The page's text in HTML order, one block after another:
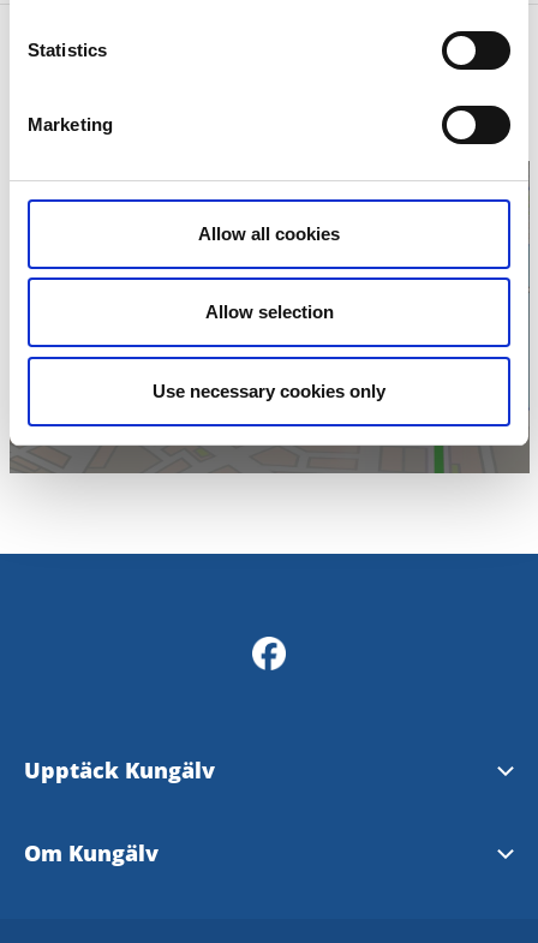
Statistics
Marketing
Allow all cookies
Allow selection
Use necessary cookies only
Kontaktinformation
E-post:Skicka E-post
Klicka för att visa
karta
Upptäck Kungälv
Se och göra
Om Kungälv